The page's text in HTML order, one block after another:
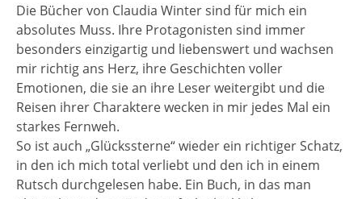
Die Bücher von Claudia Winter sind für mich ein
absolutes Muss. Ihre Protagonisten sind immer
besonders einzigartig und liebenswert und wachsen
mir richtig ans Herz, ihre Geschichten voller
Emotionen, die sie an ihre Leser weitergibt und die
Reisen ihrer Charaktere wecken in mir jedes Mal ein
starkes Fernweh.
So ist auch „Glückssterne“ wieder ein richtiger Schatz,
in den ich mich total verliebt und den ich in einem
Rutsch durchgelesen habe. Ein Buch, in das man